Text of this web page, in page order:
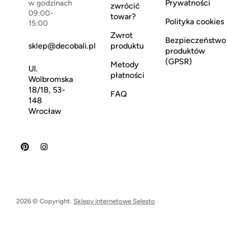
w godzinach
09:00-
15:00
sklep@decobali.pl
Ul.
Wolbromska
18/1B, 53-
148
Wrocław
zwrócić
towar?
Zwrot
produktu
Metody
płatności
FAQ
Prywatności
Polityka cookies
Bezpieczeństwo
produktów
(GPSR)
2026 © Copyright. Sklepy internetowe Selesto